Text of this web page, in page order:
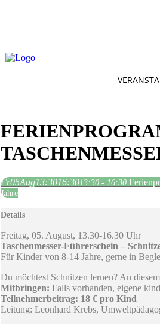
Fr05Aug13:3016:3013:30 - 16:30
Jahre
Details
Freitag, 05. August, 13.30-16.30 Uhr
Taschenmesser-Führerschein –
Für Kinder von 8-14 Jahre, gerne in
Du möchtest Schnitzen lernen? An
Mitbringen: Falls vorhanden, eigene
Teilnehmerbeitrag: 18 € pro Kind
Leitung: Leonhard Krebs,